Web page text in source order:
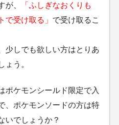
が、
「ふしぎなおくりも
受け取る」 で受け取るこ
少しでも欲しい方はとりあ
ょう。
ポケモンシールド限定で入
、ポケモンソードの方は特
いでしょうか？